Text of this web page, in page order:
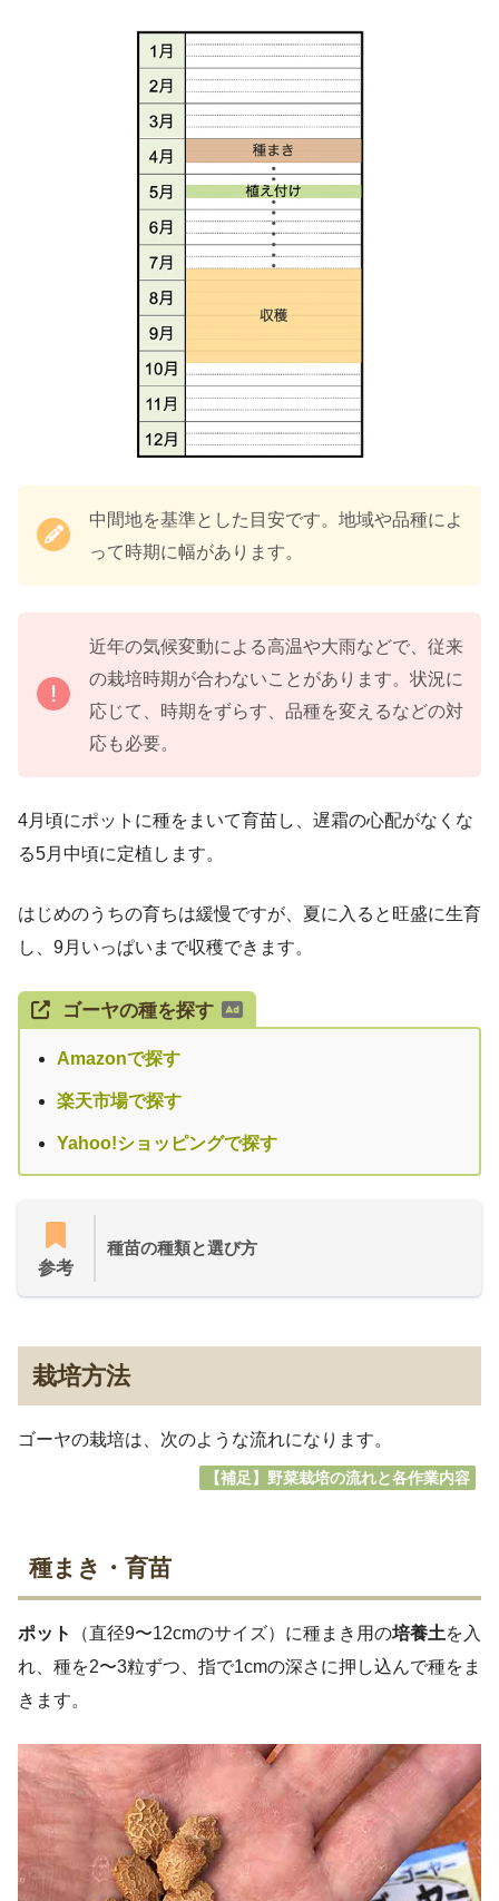
中間地を基準とした目安です。地域や品種によ
って時期に幅があります。
近年の気候変動による高温や大雨などで、従来
の栽培時期が合わないことがあります。状況に
応じて、時期をずらす、品種を変えるなどの対
応も必要。
4月頃にポットに種をまいて育苗し、遅霜の心配がなくな
る5月中頃に定植します。
はじめのうちの育ちは緩慢ですが、夏に入ると旺盛に生育
し、9月いっぱいまで収穫できます。
ゴーヤの種を探す
Amazonで探す
楽天市場で探す
Yahoo!ショッピングで探す
参考
種苗の種類と選び方
栽培方法
ゴーヤの栽培は、次のような流れになります。
【補足】野菜栽培の流れと各作業内容
種まき・育苗
ポット （直径9〜12cmのサイズ）に種まき用の培養土を入
れ、種を2〜3粒ずつ、指で1cmの深さに押し込んで種をま
きます。